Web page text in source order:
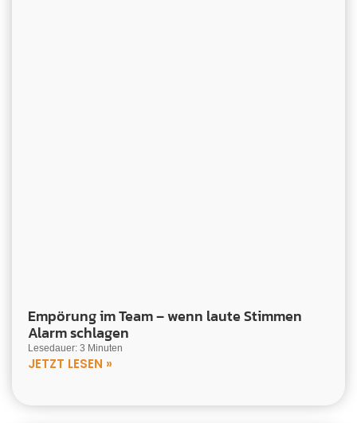
Empörung im Team – wenn laute Stimmen
Alarm schlagen
Lesedauer: 3 Minuten
JETZT LESEN »